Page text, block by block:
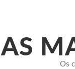
AS
Os